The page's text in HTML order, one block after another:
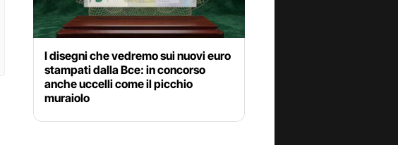
I disegni che vedremo sui nuovi euro
stampati dalla Bce: in concorso
anche uccelli come il picchio
muraiolo